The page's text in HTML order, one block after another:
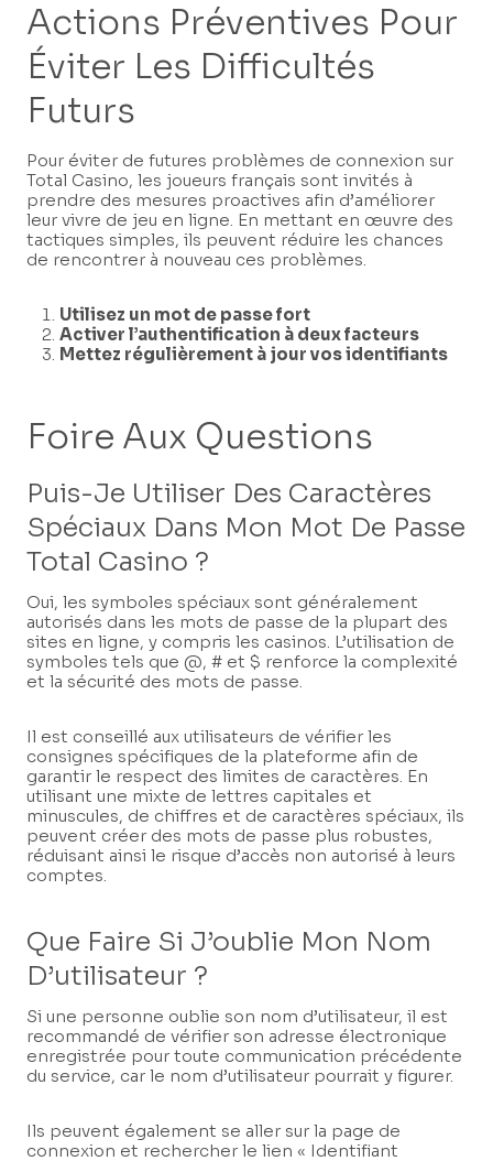
Actions Préventives Pour
Éviter Les Difficultés
Futurs
Pour éviter de futures problèmes de connexion sur
Total Casino, les joueurs français sont invités à
prendre des mesures proactives afin d’améliorer
leur vivre de jeu en ligne. En mettant en œuvre des
tactiques simples, ils peuvent réduire les chances
de rencontrer à nouveau ces problèmes.
Utilisez un mot de passe fort
Activer l’authentification à deux facteurs
Mettez régulièrement à jour vos identifiants
Foire Aux Questions
Puis-Je Utiliser Des Caractères
Spéciaux Dans Mon Mot De Passe
Total Casino ?
Oui, les symboles spéciaux sont généralement
autorisés dans les mots de passe de la plupart des
sites en ligne, y compris les casinos. L’utilisation de
symboles tels que @, # et $ renforce la complexité
et la sécurité des mots de passe.
Il est conseillé aux utilisateurs de vérifier les
consignes spécifiques de la plateforme afin de
garantir le respect des limites de caractères. En
utilisant une mixte de lettres capitales et
minuscules, de chiffres et de caractères spéciaux, ils
peuvent créer des mots de passe plus robustes,
réduisant ainsi le risque d’accès non autorisé à leurs
comptes.
Que Faire Si J’oublie Mon Nom
D’utilisateur ?
Si une personne oublie son nom d’utilisateur, il est
recommandé de vérifier son adresse électronique
enregistrée pour toute communication précédente
du service, car le nom d’utilisateur pourrait y figurer.
Ils peuvent également se aller sur la page de
connexion et rechercher le lien « Identifiant